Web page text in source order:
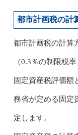
都市計画税の計
都市計画税の計算
（0.3％の制限税率
固定資産税評価額
務省が定める固定
定します。